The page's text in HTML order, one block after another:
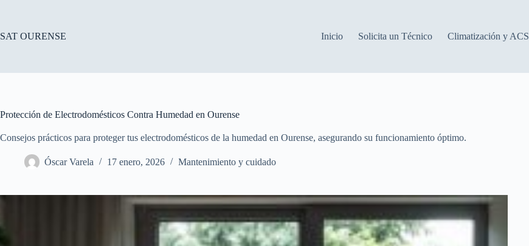
SAT OURENSE
Inicio Solicita un Técnico Climatización y ACS
Protección de Electrodomésticos Contra Humedad en Ourense
Consejos prácticos para proteger tus electrodomésticos de la humedad en Ourense, asegurando su funcionamiento óptimo.
Óscar Varela 17 enero, 2026 Mantenimiento y cuidado